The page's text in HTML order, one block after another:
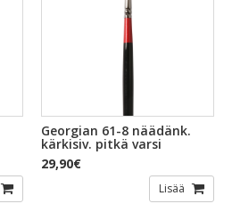
Georgian 61-8 näädänk.
kärkisiv. pitkä varsi
29,90€
Lisää